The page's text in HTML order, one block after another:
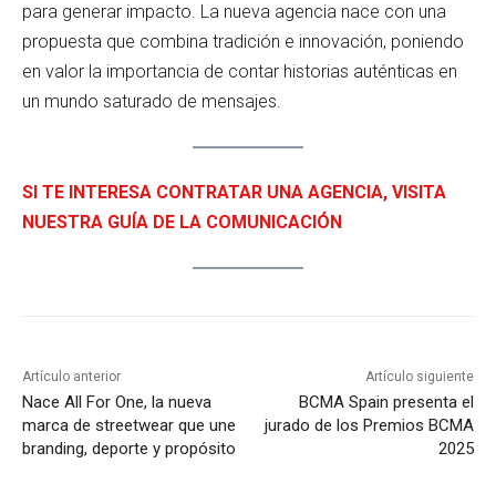
para generar impacto. La nueva agencia nace con una
propuesta que combina tradición e innovación, poniendo
en valor la importancia de contar historias auténticas en
un mundo saturado de mensajes.
SI TE INTERESA CONTRATAR UNA AGENCIA, VISITA
NUESTRA GUÍA DE LA COMUNICACIÓN
Artículo anterior
Nace All For One, la nueva
marca de streetwear que une
branding, deporte y propósito
Artículo siguiente
BCMA Spain presenta el
jurado de los Premios BCMA
2025